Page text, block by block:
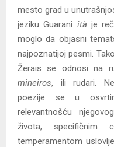
mesto grad u
jeziku Guarani ità je
moglo da objasni
najpoznatijoj pesmi.
Žerais se odnosi na
mineiros, ili rudari.
poezije se u
relevantnošću
života, specifičnim
temperamentom